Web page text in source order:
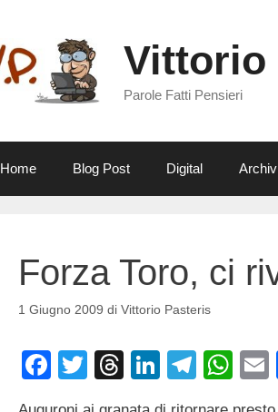
Vittorio
Parole Fatti Pensieri
Home Blog Post Digital
Forza Toro, ci
1 Giugno 2009 di Vittorio Pasteris
F
T
T
Li
T
W